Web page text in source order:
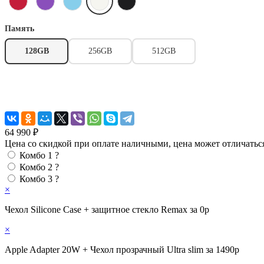
Память
128GB 256GB 512GB
64 990 ₽
Цена со скидкой при оплате наличными, цена может
Комбо 1 ?
Комбо 2 ?
Комбо 3 ?
×
Чехол Silicone Case + защитное стекло Remax за 0р
×
Apple Adapter 20W + Чехол прозрачный Ultra slim за 1490р